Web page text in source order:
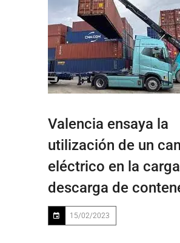
Valencia ensaya la
utilización de un
eléctrico en la
descarga de
15/02/2023